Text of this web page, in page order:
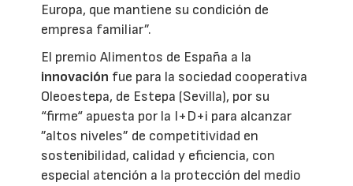
Europa, que mantiene su condición de
empresa familiar”.
El premio Alimentos de España a la
innovación fue para la sociedad cooperativa
Oleoestepa, de Estepa (Sevilla), por su
“firme“ apuesta por la I+D+i para alcanzar
”altos niveles” de competitividad en
sostenibilidad, calidad y eficiencia, con
especial atención a la protección del medio